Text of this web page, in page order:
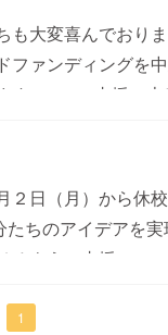
大変喜んでおり
ァンディングを
す。 ご支援，本
はいえ，素晴ら
ます。
日（月）から休
のアイデアを実
ように支援コー
ンディングへの
だからやりたい
1